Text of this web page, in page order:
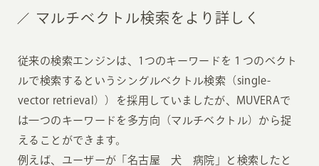
マルチベクトル検索をより詳しく
従来の検索エンジンは、1つのキーワードを１つのベクト
ルで検索するというシングルベクトル検索（single-
vector retrieval））を採用していましたが、MUVERAで
は一つのキーワードを多方向（マルチベクトル）から捉
えることができます。
例えば、ユーザーが「名古屋 犬 病院」と検索したと